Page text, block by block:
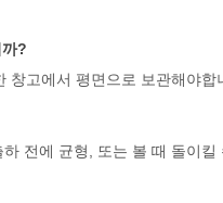
?
고에서 평면으로 보관해야
전에 균형, 또는 볼 때 돌이